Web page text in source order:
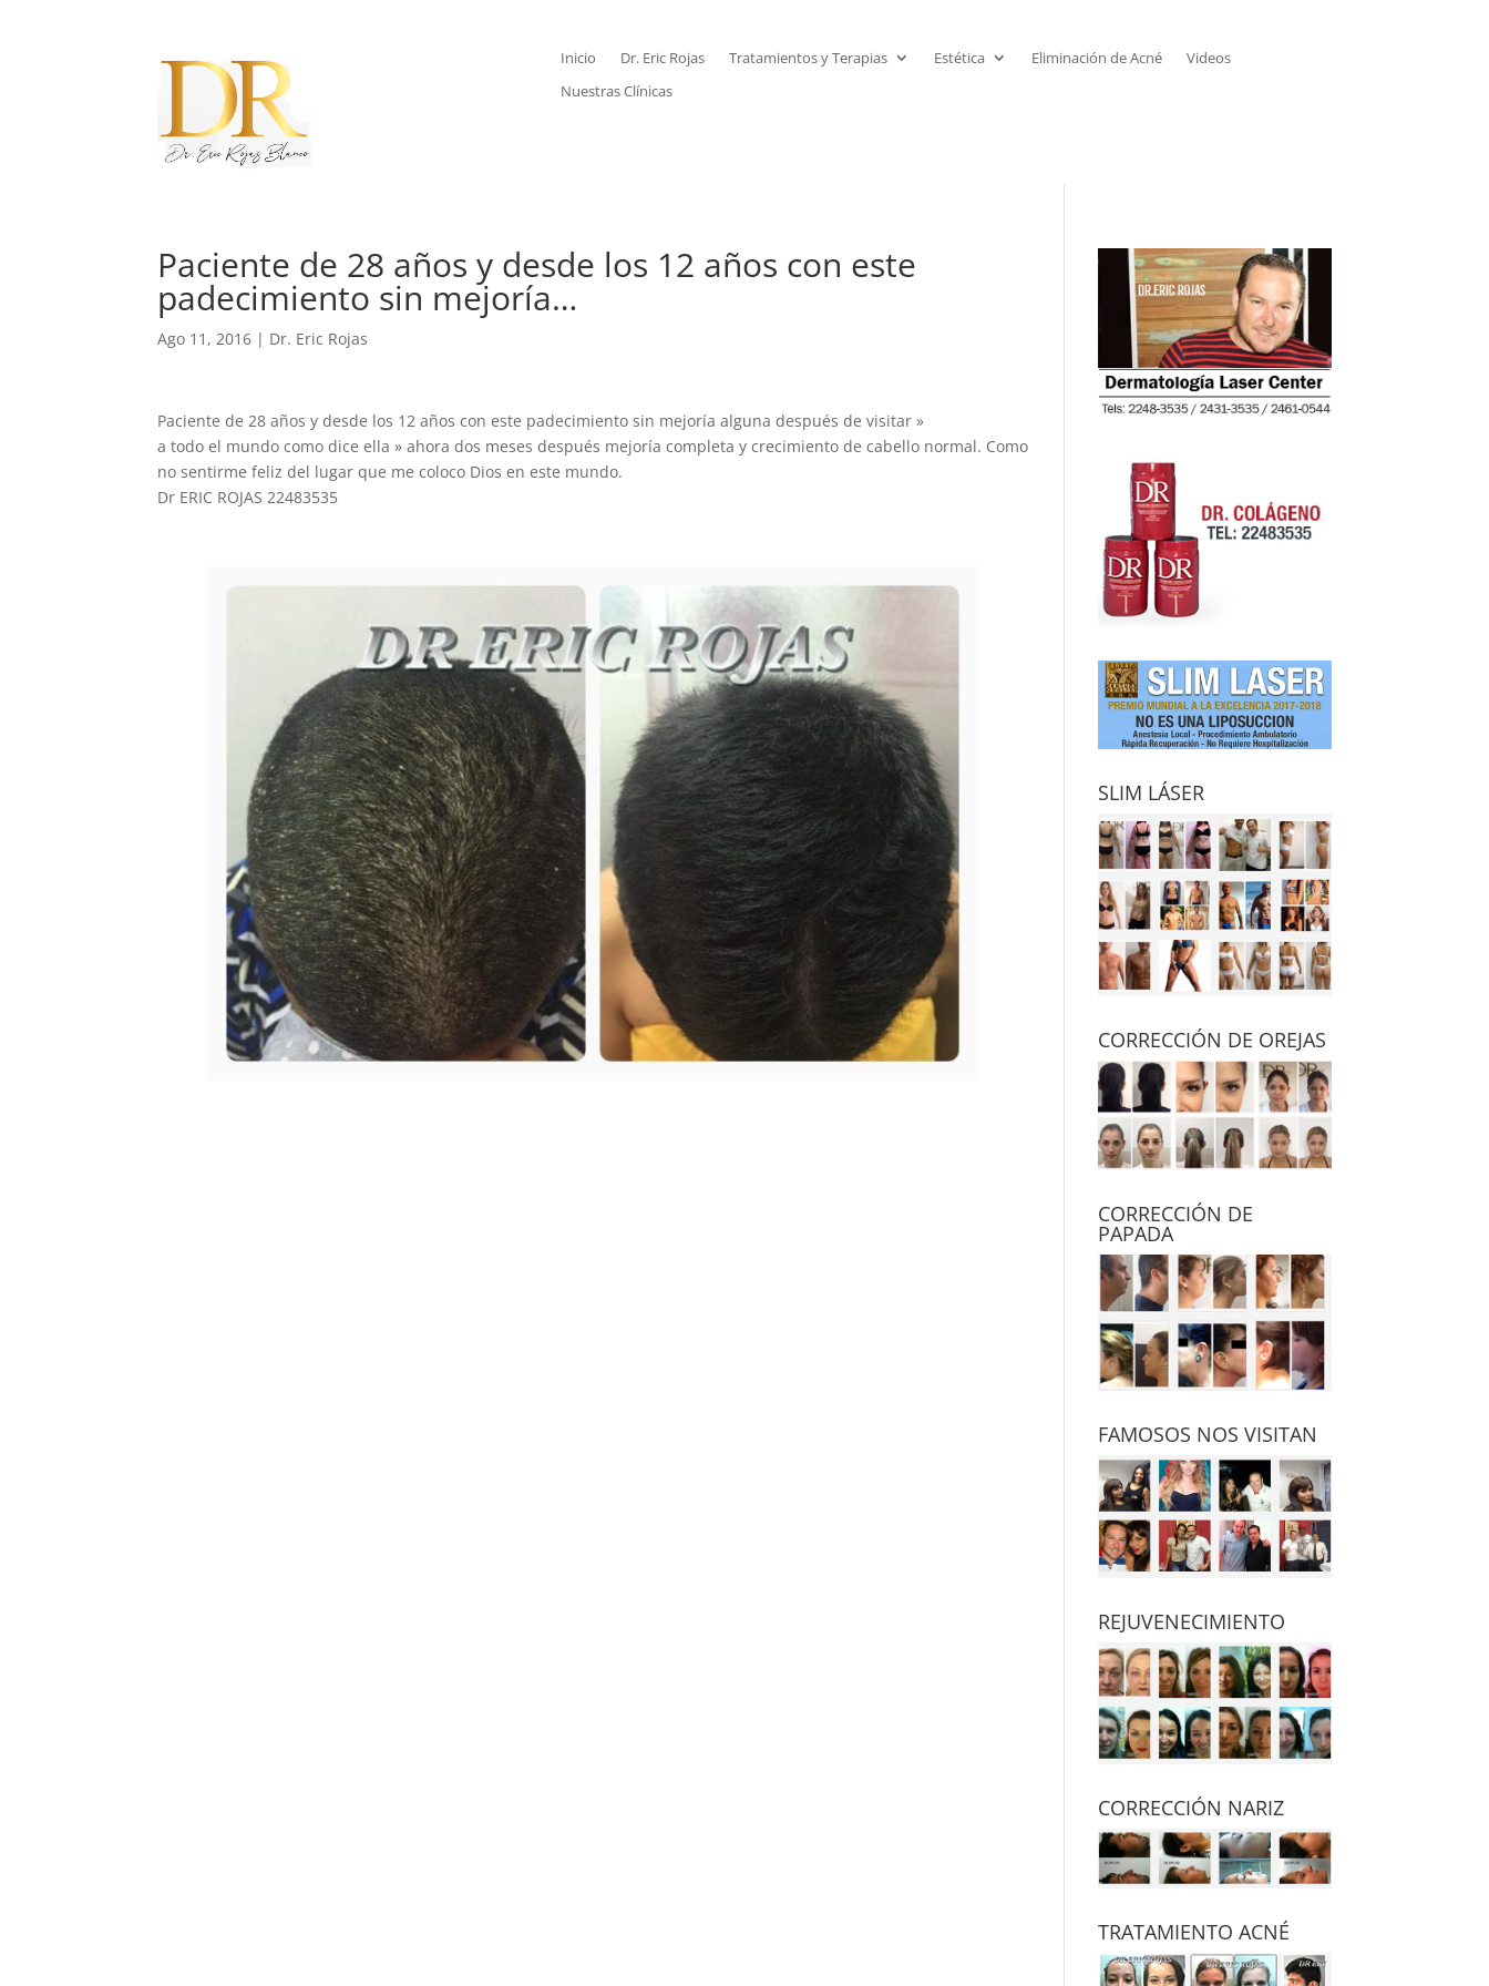
Inicio Dr. Eric Rojas Tratamientos y Terapias Estética Eliminación de Acné
Videos
Nuestras Clínicas
Paciente de 28 años y desde los 12 años con este
padecimiento sin mejoría…
Ago 11, 2016| Dr. Eric Rojas
Paciente de 28 años y desde los 12 años con este padecimiento sin mejoría alguna después de visitar »
a todo el mundo como dice ella » ahora dos meses después mejoría completa y crecimiento de cabello normal. Como
no sentirme feliz del lugar que me coloco Dios en este mundo.
Dr ERIC ROJAS 22483535
SLIM LÁSER
CORRECCIÓN DE OREJAS
CORRECCIÓN DE
PAPADA
FAMOSOS NOS VISITAN
REJUVENECIMIENTO
CORRECCIÓN NARIZ
TRATAMIENTO ACNÉ